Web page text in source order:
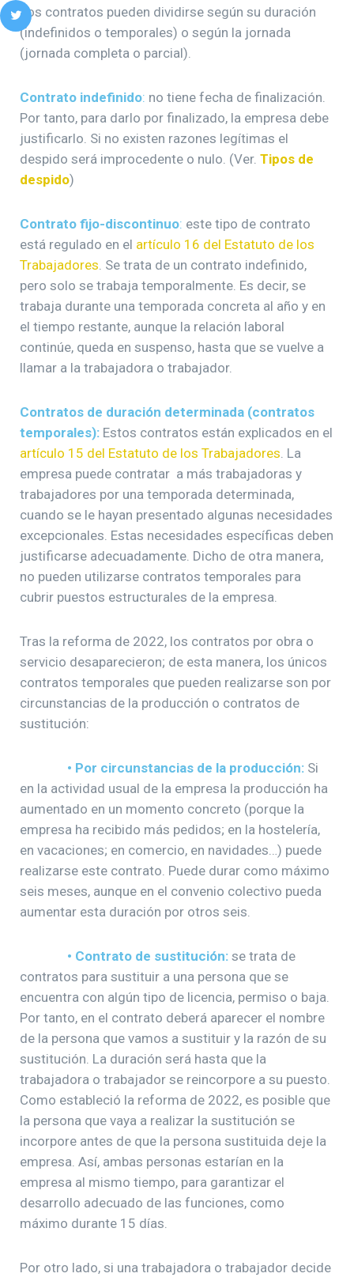
Los contratos pueden dividirse según su duración
(indefinidos o temporales) o según la jornada
(jornada completa o parcial).
Contrato indefinido: no tiene fecha de finalización.
Por tanto, para darlo por finalizado, la empresa debe
justificarlo. Si no existen razones legítimas el
despido será improcedente o nulo. (Ver. Tipos de
despido)
Contrato fijo-discontinuo: este tipo de contrato
está regulado en el artículo 16 del Estatuto de los
Trabajadores. Se trata de un contrato indefinido,
pero solo se trabaja temporalmente. Es decir, se
trabaja durante una temporada concreta al año y en
el tiempo restante, aunque la relación laboral
continúe, queda en suspenso, hasta que se vuelve a
llamar a la trabajadora o trabajador.
Contratos de duración determinada (contratos
temporales): Estos contratos están explicados en el
artículo 15 del Estatuto de los Trabajadores. La
empresa puede contratar a más trabajadoras y
trabajadores por una temporada determinada,
cuando se le hayan presentado algunas necesidades
excepcionales. Estas necesidades específicas deben
justificarse adecuadamente. Dicho de otra manera,
no pueden utilizarse contratos temporales para
cubrir puestos estructurales de la empresa.
Tras la reforma de 2022, los contratos por obra o
servicio desaparecieron; de esta manera, los únicos
contratos temporales que pueden realizarse son por
circunstancias de la producción o contratos de
sustitución:
• Por circunstancias de la producción: Si
en la actividad usual de la empresa la producción ha
aumentado en un momento concreto (porque la
empresa ha recibido más pedidos; en la hostelería,
en vacaciones; en comercio, en navidades…) puede
realizarse este contrato. Puede durar como máximo
seis meses, aunque en el convenio colectivo pueda
aumentar esta duración por otros seis.
• Contrato de sustitución: se trata de
contratos para sustituir a una persona que se
encuentra con algún tipo de licencia, permiso o baja.
Por tanto, en el contrato deberá aparecer el nombre
de la persona que vamos a sustituir y la razón de su
sustitución. La duración será hasta que la
trabajadora o trabajador se reincorpore a su puesto.
Como estableció la reforma de 2022, es posible que
la persona que vaya a realizar la sustitución se
incorpore antes de que la persona sustituida deje la
empresa. Así, ambas personas estarían en la
empresa al mismo tiempo, para garantizar el
desarrollo adecuado de las funciones, como
máximo durante 15 días.
Por otro lado, si una trabajadora o trabajador decide